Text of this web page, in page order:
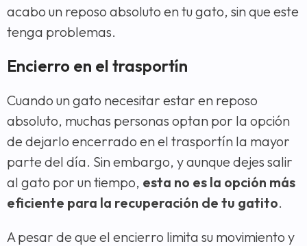
acabo un reposo absoluto en tu gato, sin que este
tenga problemas.
Encierro en el trasportín
Cuando un gato necesitar estar en reposo
absoluto, muchas personas optan por la opción
de dejarlo encerrado en el trasportín la mayor
parte del día. Sin embargo, y aunque dejes salir
al gato por un tiempo, esta no es la opción más
eficiente para la recuperación de tu gatito.
A pesar de que el encierro limita su movimiento y